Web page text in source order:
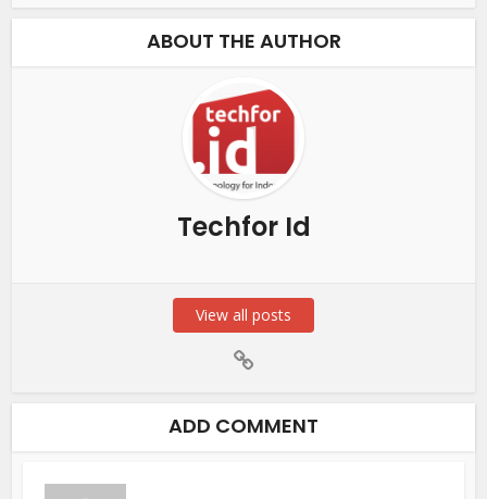
ABOUT THE AUTHOR
Techfor Id
View all posts
ADD COMMENT